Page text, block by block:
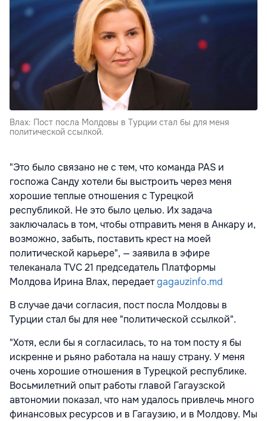
Влах: Пост посла Молдовы в Турции стал бы для меня
политической ссылкой.
"Это было связано не с тем, что команда PAS и
госпожа Санду хотели бы выстроить через меня
хорошие теплые отношения с Турецкой
республикой. Не это было целью. Их задача
заключалась в том, чтобы отправить меня в Анкару и,
возможно, забыть, поставить крест на моей
политической карьере", — заявила в эфире
телеканала TVC 21 председатель Платформы
Молдова Ирина Влах, передаетgagauzinfo.md
В случае дачи согласия, пост посла Молдовы в
Турции стал бы для нее "политической ссылкой".
"Хотя, если бы я согласилась, то на том посту я бы
искренне и рьяно работала на нашу страну. У меня
очень хорошие отношения в Турецкой республике.
Восьмилетний опыт работы главой Гагаузской
автономии показал, что нам удалось привлечь много
финансовых ресурсов и в Гагаузию, и в Молдову. Мы